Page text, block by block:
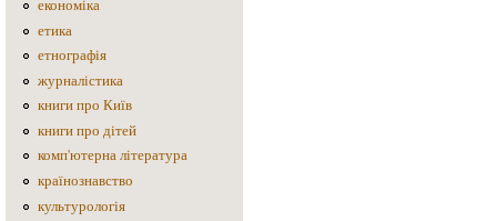
економіка
етика
етнографія
журналістика
книги про Київ
книги про дітей
комп'ютерна література
країнознавство
культурологія